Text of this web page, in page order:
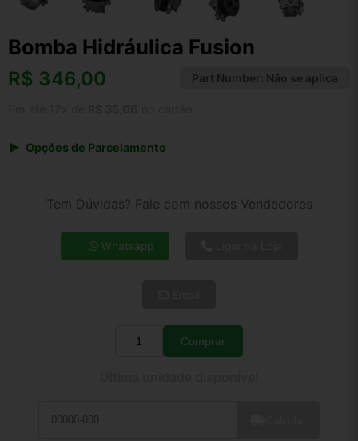
Bomba Hidráulica Fusion
R$ 346,00 Part Number: Não se aplica
Opções de Parcelamento
4x de R$ 95,89
5x de R$ 77,72
Tem Dúvidas? Fale com nossos Vendedores
Whatsapp
Quantidade
Comprar